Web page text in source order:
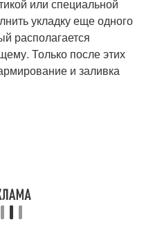
или специальной
укладку еще одного
располагается
Только после этих
и заливка